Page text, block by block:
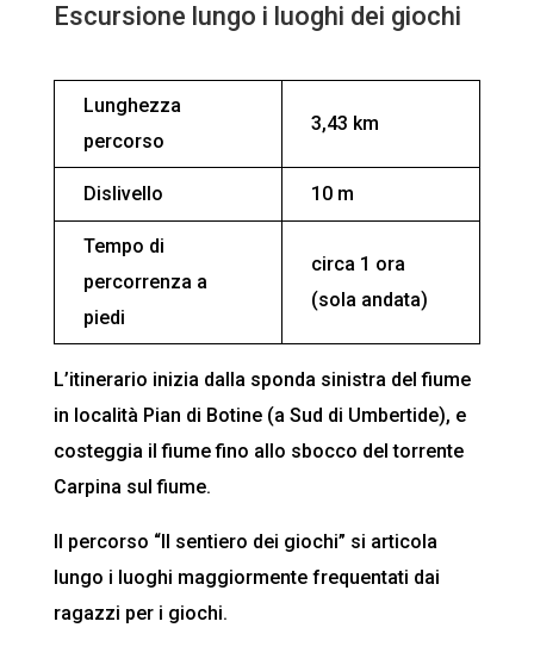
Escursione lungo i luoghi dei giochi
Lunghezza
percorso
3,43 km
Dislivello 10 m
Tempo di
percorrenza a
piedi
circa 1 ora
(sola andata)
L’itinerario inizia dalla sponda sinistra del fiume
in località Pian di Botine (a Sud di Umbertide), e
costeggia il fiume fino allo sbocco del torrente
Carpina sul fiume.
Il percorso “Il sentiero dei giochi” si articola
lungo i luoghi maggiormente frequentati dai
ragazzi per i giochi.